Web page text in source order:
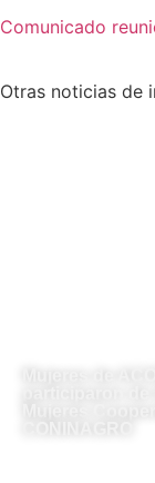
Comunicado
Otras noticias de